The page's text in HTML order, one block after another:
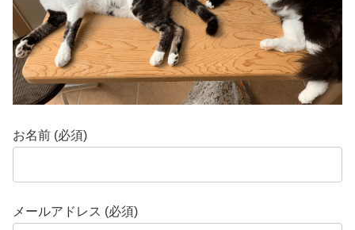
お名前 (必須)
メールアドレス (必須)